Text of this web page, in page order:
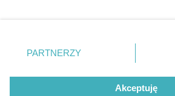
Gliwice
zmienić/wycofać klikając przycisk
znajdujący się w lewym dolnym rogu
rodzaje przetwarzania danych nie
użytkownika, ale masz prawo
PARTNERZY
Akceptuję